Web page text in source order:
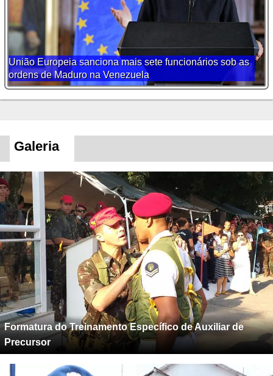
União Europeia sanciona mais sete funcionários sob as
ordens de Maduro na Venezuela
Galeria
Formatura do Treinamento Específico de Auxiliar de
Precursor